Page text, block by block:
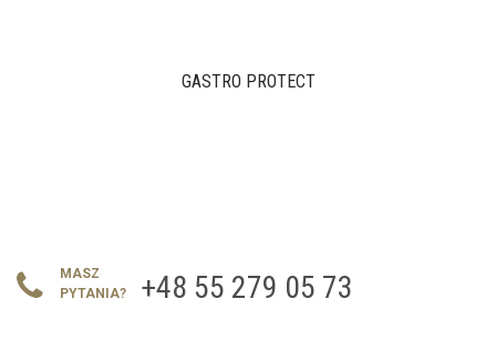
GASTRO PROTECT
MASZ
PYTANIA?
+48 55 279 05 73